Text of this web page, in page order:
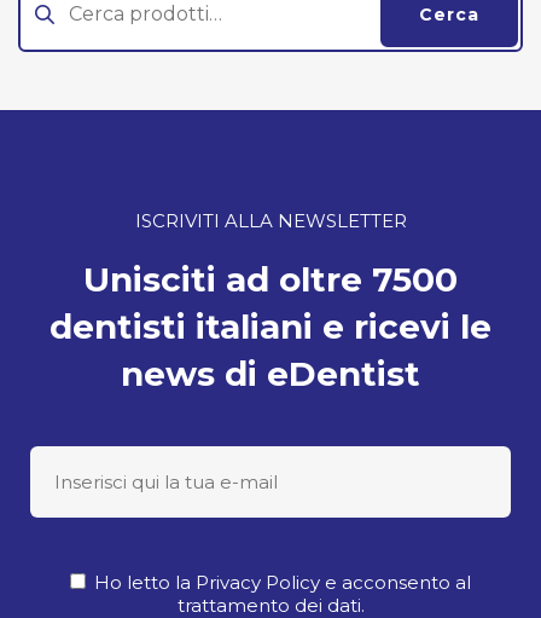
Cerca
ISCRIVITI ALLA NEWSLETTER
Unisciti ad oltre 7500
dentisti italiani e ricevi le
news di eDentist
Ho letto la Privacy Policy e acconsento al
trattamento dei dati.